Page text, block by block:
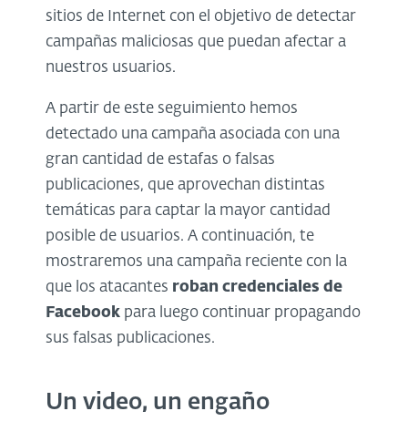
sitios de Internet con el objetivo de detectar
campañas maliciosas que puedan afectar a
nuestros usuarios.
A partir de este seguimiento hemos
detectado una campaña asociada con una
gran cantidad de estafas o falsas
publicaciones, que aprovechan distintas
temáticas para captar la mayor cantidad
posible de usuarios. A continuación, te
mostraremos una campaña reciente con la
que los atacantes roban credenciales de
Facebook para luego continuar propagando
sus falsas publicaciones.
Un video, un engaño